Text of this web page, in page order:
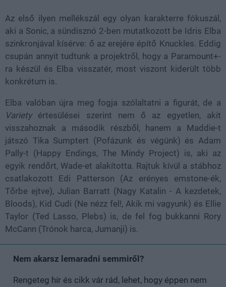
Az első ilyen mellékszál egy olyan karakterre fókuszál,
aki a Sonic, a sündisznó 2-ben mutatkozott be Idris Elba
szinkronjával kísérve: ő az erejére építő Knuckles. Eddig
csupán annyit tudtunk a projektről, hogy a Paramount+-
ra készül és Elba visszatér, most viszont kiderült több
konkrétum is.
Elba valóban újra meg fogja szólaltatni a figurát, de a
Varietyértesülései szerint nem ő az egyetlen, akit
visszahoznak a második részből, hanem a Maddie-t
játszó Tika Sumptert (Pofázunk és végünk) és Adam
Pally-t (Happy Endings, The Mindy Project) is, aki az
egyik rendőrt, Wade-et alakította. Rajtuk kívül a stábhoz
csatlakozott Edi Patterson (Az erényes emstone-ék,
Tőrbe ejtve), Julian Barratt (Nagy Katalin - A kezdetek,
Bloods), Kid Cudi (Ne nézz fel!, Akik mi vagyunk) és Ellie
Taylor (Ted Lasso, Plebs) is, de fel fog bukkanni Rory
McCann (Trónok harca, Jumanji) is.
Nem akarsz lemaradni semmiről?
Rengeteg hír és cikk vár rád, lehet, hogy éppen nem